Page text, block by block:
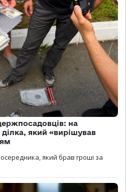
на
який «вирішував
який брав гроші за